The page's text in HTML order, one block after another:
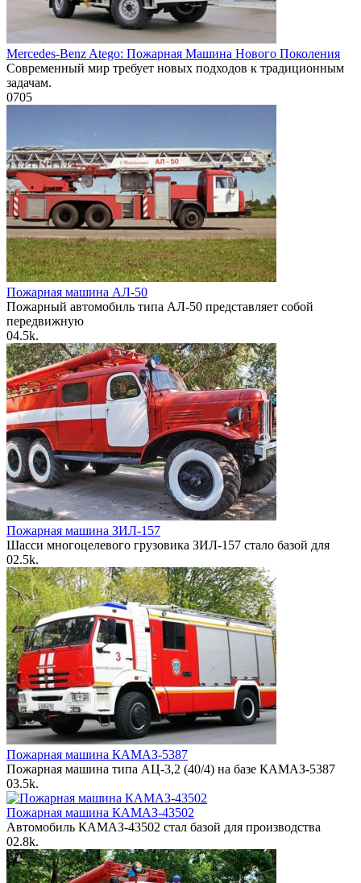
Mercedes-Benz Atego: Пожарная Машина Нового Поколения
Современный мир требует новых подходов к традиционным
задачам.
0705
Пожарная машина АЛ-50
Пожарный автомобиль типа АЛ-50 представляет собой
передвижную
04.5k.
Пожарная машина ЗИЛ-157
Шасси многоцелевого грузовика ЗИЛ-157 стало базой для
02.5k.
Пожарная машина КАМАЗ-5387
Пожарная машина типа АЦ-3,2 (40/4) на базе КАМАЗ-5387
03.5k.
Пожарная машина КАМАЗ-43502
Автомобиль КАМАЗ-43502 стал базой для производства
02.8k.